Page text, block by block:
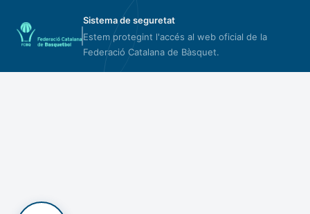
Sistema de seguretat
Estem protegint l'accés al web oficial de la
Federació Catalana de Bàsquet.